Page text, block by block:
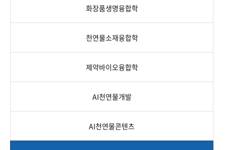
화장품생명융합학
천연물소재융합학
제약바이오융합학
AI천연물개발
AI천연물콘텐츠